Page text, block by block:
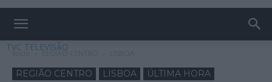
TVC TELEVISÃO
Início REGIÃO CENTRO
REGIÃO CENTRO LISBOA ÚLTIMA HORA